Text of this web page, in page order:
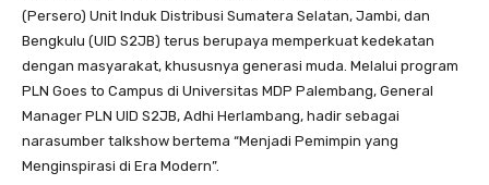
(Persero) Unit Induk Distribusi Sumatera Selatan, Jambi, dan
Bengkulu (UID S2JB) terus berupaya memperkuat kedekatan
dengan masyarakat, khususnya generasi muda. Melalui program
PLN Goes to Campus di Universitas MDP Palembang, General
Manager PLN UID S2JB, Adhi Herlambang, hadir sebagai
narasumber talkshow bertema “Menjadi Pemimpin yang
Menginspirasi di Era Modern”.